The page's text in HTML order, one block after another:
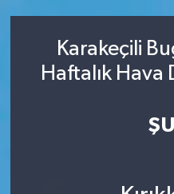
Karakeçili
Haftalık Hava
Eğitim